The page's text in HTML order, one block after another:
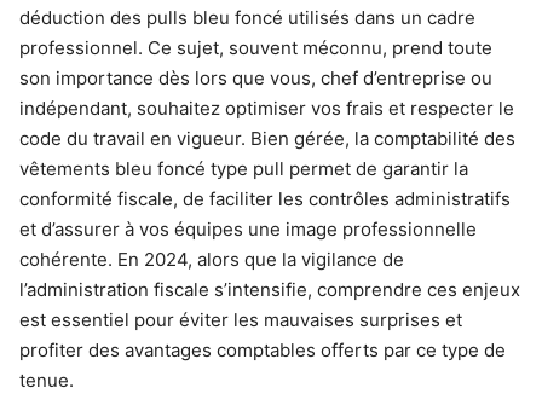
déduction des pulls bleu foncé utilisés dans un cadre
professionnel. Ce sujet, souvent méconnu, prend toute
son importance dès lors que vous, chef d’entreprise ou
indépendant, souhaitez optimiser vos frais et respecter le
code du travail en vigueur. Bien gérée, la comptabilité des
vêtements bleu foncé type pull permet de garantir la
conformité fiscale, de faciliter les contrôles administratifs
et d’assurer à vos équipes une image professionnelle
cohérente. En 2024, alors que la vigilance de
l’administration fiscale s’intensifie, comprendre ces enjeux
est essentiel pour éviter les mauvaises surprises et
profiter des avantages comptables offerts par ce type de
tenue.